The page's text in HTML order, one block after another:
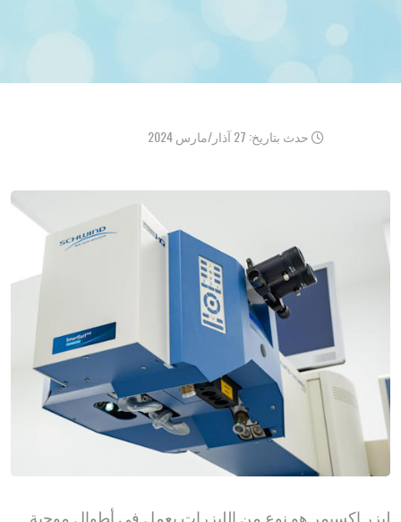
حدث بتاريخ: 27 آذار/مارس 2024
ليزر إكسيمر هو نوع من الليزرات يعمل في أطوال موجية